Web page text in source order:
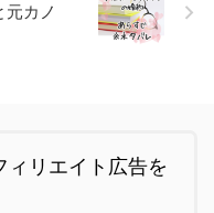
カノ
ィリエイト広告を